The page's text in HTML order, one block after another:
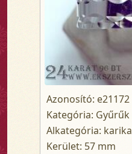
Azonosító: e21172
Kategória: Gyűrűk
Alkategória:
Kerület: 57 mm